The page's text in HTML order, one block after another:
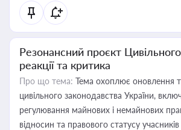
Резонансний проєкт
реакції та критика
Про що тема: Тема охоплює оновлення
цивільного законодавства України,
регулювання майнових і немайнових
відносин та правового статусу